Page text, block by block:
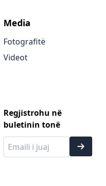
Media
Fotografitë
Videot
Regjistrohu në
buletinin tonë